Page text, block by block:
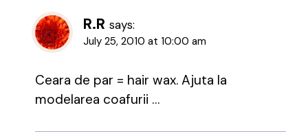
R.R says:
July 25, 2010 at 10:00 am
Ceara de par = hair wax. Ajuta la
modelarea coafurii …